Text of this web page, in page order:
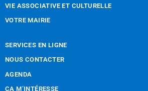
VIE ASSOCIATIVE ET CULTURELLE
VOTRE MAIRIE
SERVICES EN LIGNE
NOUS CONTACTER
AGENDA
CA M’INTÉRESSE